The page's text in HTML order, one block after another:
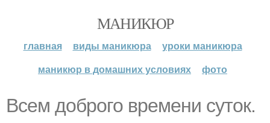
МАНИКЮР
главная виды маникюра
уроки маникюра
маникюр в домашних условиях
фото
Всем доброго времени суток.